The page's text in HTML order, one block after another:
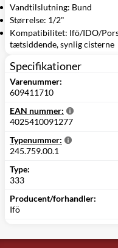
Vandtilslutning: Bund
Størrelse: 1/2"
Kompatibilitet: Ifö/IDO/
tætsiddende, synlig cisterne
Specifikationer
Varenummer:
609411710
EAN nummer:
4025410091277
Typenummer:
245.759.00.1
Type:
333
Producent/forhandler:
Ifö